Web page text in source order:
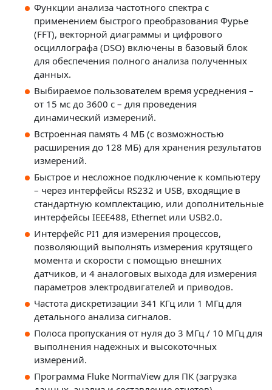
Функции анализа частотного спектра с
применением быстрого преобразования Фурье
(FFT), векторной диаграммы и цифрового
осциллографа (DSO) включены в базовый блок
для обеспечения полного анализа полученных
данных.
Выбираемое пользователем время усреднения –
от 15 мс до 3600 с – для проведения
динамический измерений.
Встроенная память 4 МБ (с возможностью
расширения до 128 МБ) для хранения результатов
измерений.
Быстрое и несложное подключение к компьютеру
– через интерфейсы RS232 и USB, входящие в
стандартную комплектацию, или дополнительные
интерфейсы IEEE488, Ethernet или USB2.0.
Интерфейс PI1 для измерения процессов,
позволяющий выполнять измерения крутящего
момента и скорости с помощью внешних
датчиков, и 4 аналоговых выхода для измерения
параметров электродвигателей и приводов.
Частота дискретизации 341 КГц или 1 МГц для
детального анализа сигналов.
Полоса пропускания от нуля до 3 МГц / 10 МГц для
выполнения надежных и высокоточных
измерений.
Программа Fluke NormaView для ПК (загрузка